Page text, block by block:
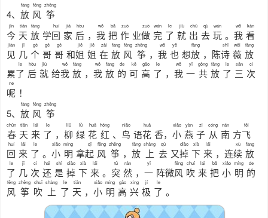
4、 放
fàng
风
fēng
筝
zhēng
今
jīn
天
tiān
放
fàng
学回
huí
家
jiā
后
hòu
， 我
wǒ
把
bǎ
作
zuò
业做
zuò
完
wán
了
le
就
jiù
出
chū
去
qù
玩
wán
。 我
wǒ
看
kàn
见
jiàn
几
jǐ
个
gè
哥
gē
哥
gē
和姐
jiě
姐
jiě
在
zài
放
fàng
风
fēng
筝
zhēng
， 我
wǒ
也
yě
想放
fàng
，陈诗
shī
薇
wēi
放
fàng
累了
le
后
hòu
就
jiù
给我
wǒ
放
fàng
， 我
wǒ
放
fàng
的
de
可
kě
高
gāo
了
le
， 我
wǒ
一
yī
共
gòng
放
fàng
了
le
三
sān
次
cì
呢
ne
！
5、 放
fàng
风
fēng
筝
zhēng
春
chūn
天
tiān
来
lái
了
le
， 柳
liǔ
绿
lǜ
花
huā
红
hóng
、 鸟
niǎo
语花
huā
香， 小
xiǎo
燕
yàn
子
zi
从
cóng
南
nán
方飞
fēi
回
huí
来
lái
了
le
。 小
xiǎo
明
míng
拿起
qǐ
风
fēng
筝
zhēng
， 放
fàng
上
shàng
去
qù
又掉
diào
下
xià
来
lái
，连续
xù
放
fàng
了
le
几
jǐ
次
cì
还
hái
是
shì
掉
diào
下
xià
来
lái
。 突
tū
然
rán
， 一
yī
阵微风
fēng
吹
chuī
来
lái
把
bǎ
小
xiǎo
明
míng
的
de
风
fēng
筝
zhēng
吹
chuī
上
shàng
了
le
天
tiān
， 小
xiǎo
明
míng
高
gāo
兴
xìng
极
jí
了
le
。